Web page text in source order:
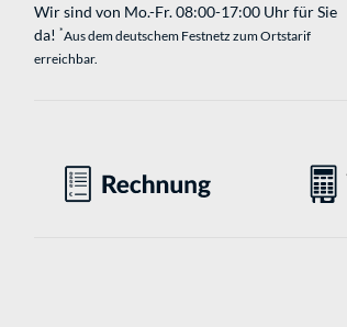
Wir sind von Mo.-Fr. 08:00-17:00 Uhr für Sie
da! *Aus dem deutschem Festnetz zum Ortstarif
erreichbar.